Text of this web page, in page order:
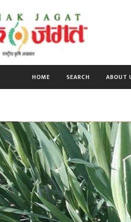
HOME SEARCH ABOUT